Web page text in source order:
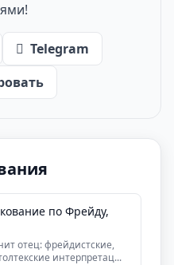
Telegram
по Фрейду,
отец: фрейдистские,
интерпретац...